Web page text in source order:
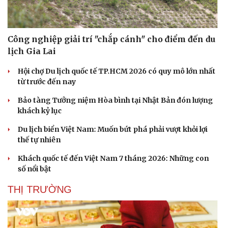
Sân khấu - Điện ảnh
Văn học
Âm nhạc
Di sản
Thời trang
Sao Việt
Công nghiệp giải trí "chắp cánh" cho điểm đến du
lịch Gia Lai
Hội chợ Du lịch quốc tế TP.HCM 2026 có quy mô lớn nhất
từ trước đến nay
Bảo tàng Tưởng niệm Hòa bình tại Nhật Bản đón lượng
khách kỷ lục
Du lịch biển Việt Nam: Muốn bứt phá phải vượt khỏi lợi
thế tự nhiên
Khách quốc tế đến Việt Nam 7 tháng 2026: Những con
số nổi bật
THỊ TRƯỜNG